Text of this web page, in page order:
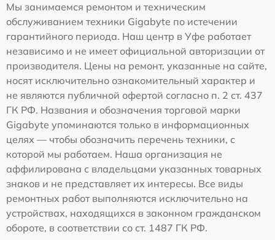
Мы занимаемся ремонтом и техническим
обслуживанием техники Gigabyte по истечении
гарантийного периода. Наш центр в Уфе работает
независимо и не имеет официальной авторизации от
производителя. Цены на ремонт, указанные на сайте,
носят исключительно ознакомительный характер и
не являются публичной офертой согласно п. 2 ст. 437
ГК РФ. Названия и обозначения торговой марки
Gigabyte упоминаются только в информационных
целях — чтобы обозначить перечень техники, с
которой мы работаем. Наша организация не
аффилирована с владельцами указанных товарных
знаков и не представляет их интересы. Все виды
ремонтных работ выполняются исключительно на
устройствах, находящихся в законном гражданском
обороте, в соответствии со ст. 1487 ГК РФ.